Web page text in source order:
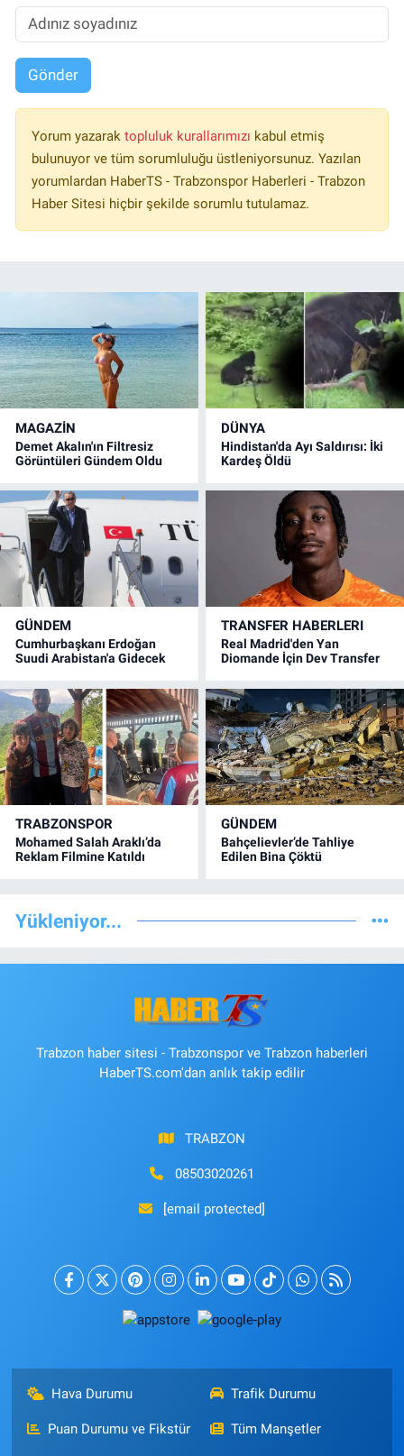
Gönder
Yorum yazarak topluluk kurallarımızı kabul etmiş
bulunuyor ve tüm sorumluluğu üstleniyorsunuz. Yazılan
yorumlardan HaberTS - Trabzonspor Haberleri - Trabzon
Haber Sitesi hiçbir şekilde sorumlu tutulamaz.
MAGAZİN
Demet Akalın'ın Filtresiz
Görüntüleri Gündem Oldu
DÜNYA
Hindistan'da Ayı Saldırısı: İki
Kardeş Öldü
GÜNDEM
Cumhurbaşkanı Erdoğan
Suudi Arabistan'a Gidecek
TRANSFER HABERLERI
Real Madrid'den Yan
Diomande İçin Dev Transfer
TRABZONSPOR
Mohamed Salah Araklı’da
Reklam Filmine Katıldı
GÜNDEM
Bahçelievler’de Tahliye
Edilen Bina Çöktü
Yükleniyor...
Trabzon haber sitesi - Trabzonspor ve Trabzon haberleri
HaberTS.com'dan anlık takip edilir
TRABZON
08503020261
[email protected]
Hava Durumu Trafik Durumu
Puan Durumu ve Fikstür Tüm Manşetler